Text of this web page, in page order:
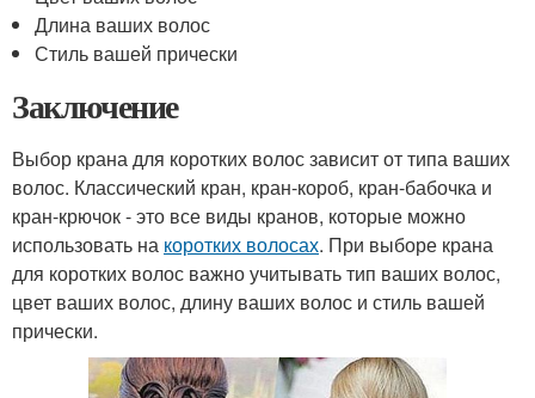
Длина ваших волос
Стиль вашей прически
Заключение
Выбор крана для коротких волос зависит от типа ваших
волос. Классический кран, кран-короб, кран-бабочка и
кран-крючок - это все виды кранов, которые можно
использовать на коротких волосах. При выборе крана
для коротких волос важно учитывать тип ваших волос,
цвет ваших волос, длину ваших волос и стиль вашей
прически.